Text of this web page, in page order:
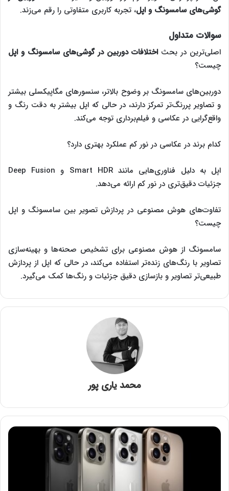
گوشی‌‌های سامسونگ و اپل، تجربه کاربری متفاوتی را رقم می‌زند.
سوالات متداول
اصلی‌ترین در بحثاختلافات دوربین در گوشی‌‌های سامسونگ و اپل
چیست؟
دوربین‌های سامسونگ بر وضوح بالاتر، سنسورهای مگاپیکسلی بیشتر
و تصاویر پررنگ‌تر تمرکز دارند، در حالی که اپل بیشتر به دقت رنگ و
واقع‌گرایی در عکاسی و فیلم‌برداری توجه می‌کند.
کدام برند در عکاسی در نور کم عملکرد بهتری دارد؟
اپل به دلیل فناوری‌هایی مانند Smart HDR و Deep Fusion
جزئیات دقیق‌تری در نور کم ارائه می‌دهد.
تفاوت‌های هوش مصنوعی در پردازش تصویر بین سامسونگ و اپل
چیست؟
سامسونگ از هوش مصنوعی برای تشخیص صحنه‌ها و بهینه‌سازی
تصاویر با رنگ‌های زنده‌تر استفاده می‌کند، در حالی که اپل از پردازش
طبیعی‌تر تصاویر و بازسازی دقیق جزئیات و رنگ‌‌ها کمک می‌گیرد.
محمد یاری پور